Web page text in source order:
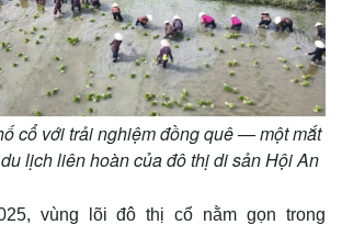
Tỷ giá
Chứng khoán
Giá cà phê
cổ với trải nghiệm đồng quê — một mắt
lịch liên hoàn của đô thị di sản Hội An
vùng lõi đô thị cổ nằm gọn trong